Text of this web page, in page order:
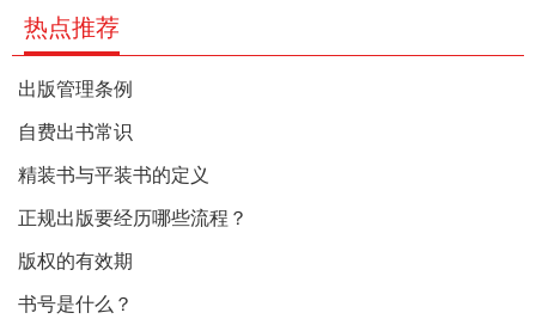
热点推荐
出版管理条例
自费出书常识
精装书与平装书的定义
正规出版要经历哪些流程？
版权的有效期
书号是什么？